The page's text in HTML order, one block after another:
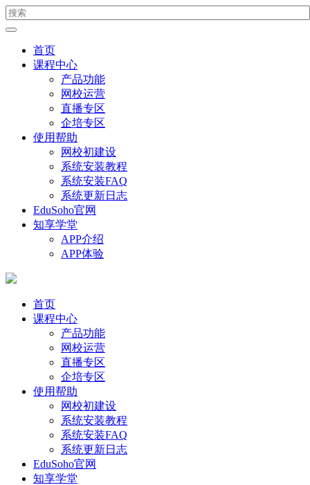
首页
课程中心
产品功能
网校运营
直播专区
企培专区
使用帮助
网校初建设
系统安装教程
系统安装FAQ
系统更新日志
EduSoho官网
知享学堂
APP介绍
APP体验
首页
课程中心
产品功能
网校运营
直播专区
企培专区
使用帮助
网校初建设
系统安装教程
系统安装FAQ
系统更新日志
EduSoho官网
知享学堂